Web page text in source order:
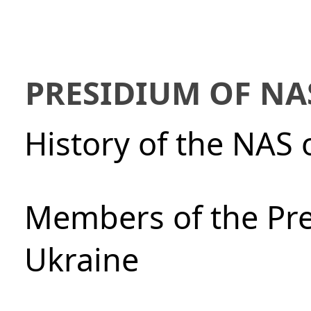
PRESIDIUM OF
History of the NAS
Members of the
Ukraine